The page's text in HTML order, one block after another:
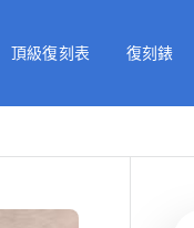
頂級復刻表 復刻錶